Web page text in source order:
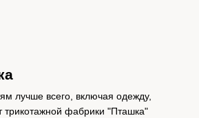
лучше всего, включая одежду,
трикотажной фабрики "Пташка"